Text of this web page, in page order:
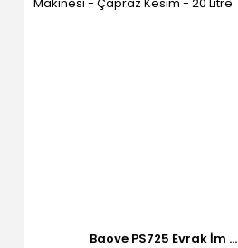
Baove PS725 Evrak İm ...